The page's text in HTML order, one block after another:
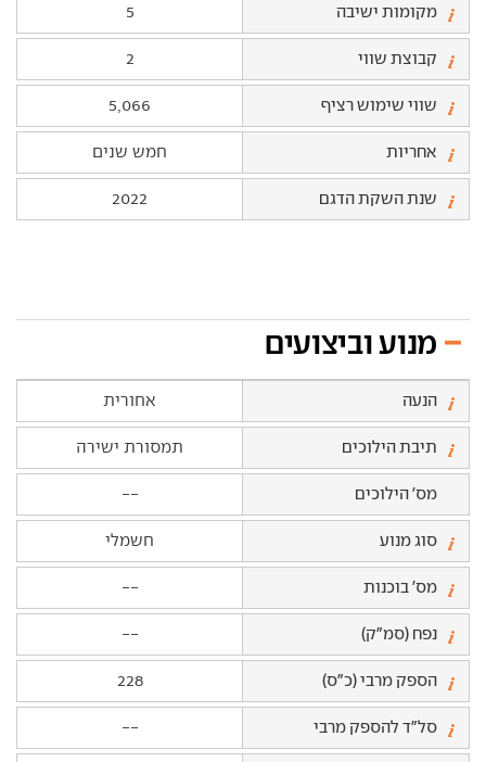
מקומות ישיבה 5
קבוצת שווי 2
שווי שימוש רציף 5,066
אחריות חמש שנים
שנת השקת הדגם 2022
מנוע וביצועים
הנעה אחורית
תיבת הילוכים תמסורת ישירה
מס' הילוכים --
סוג מנוע חשמלי
מס' בוכנות --
נפח (סמ"ק) --
הספק מרבי (כ"ס) 228
סל"ד להספק מרבי --